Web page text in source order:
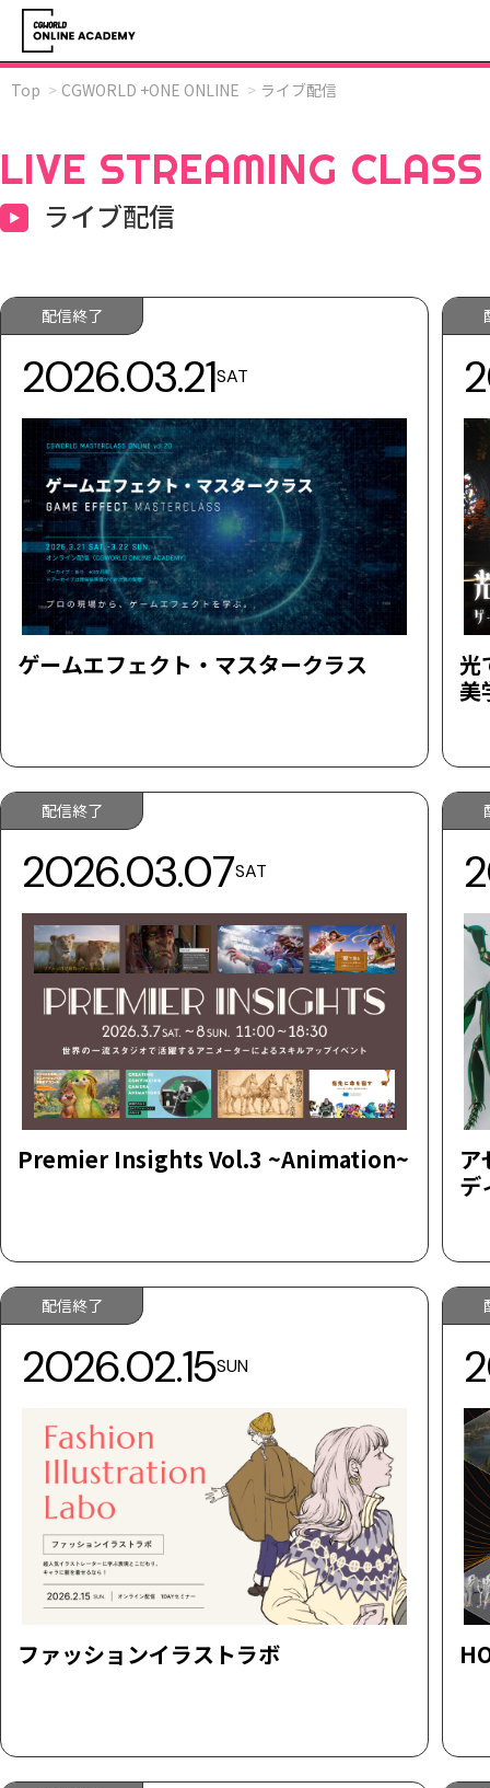
Top CGWORLD +ONE ONLINE ライブ配信
LIVE STREAMING CLASS
ライブ配信
配信終了
2026.03.21SAT
ゲームエフェクト・マスタークラス
光
美
配信終了
2026.03.07SAT
Premier Insights Vol.3 ~Animation~
ア
デ
配信終了
2026.02.15SUN
ファッションイラストラボ